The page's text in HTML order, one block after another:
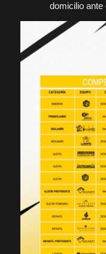
domicilio ante